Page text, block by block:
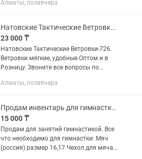
Алматы, позавчера
Натовские Тактические Ветровки-726. Оригинал. Оптом и в Розницу.
23 000 ₸
Натовские Тактические Ветровки-726.
Ветровки мягкие, удобные.Оптом и в
Розницу. Звоните все вопросы по
Алматы, позавчера
Продам инвентарь для гимнастки.
15 000 ₸
Продам для занятий гимнастикой. Все
что необходимо для гимнастки: Мяч
(россия) размер 16,17 Чехол для мяча